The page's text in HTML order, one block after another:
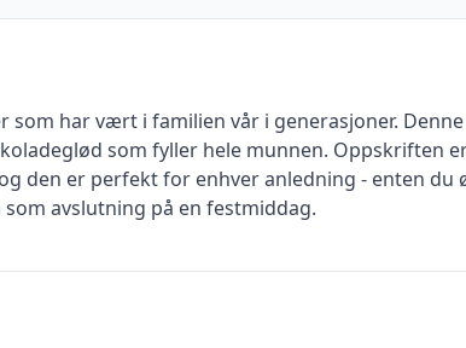
som har vært i familien vår i generasjoner.
som fyller hele munnen. Oppskriften
den er perfekt for enhver anledning - enten du
avslutning på en festmiddag.